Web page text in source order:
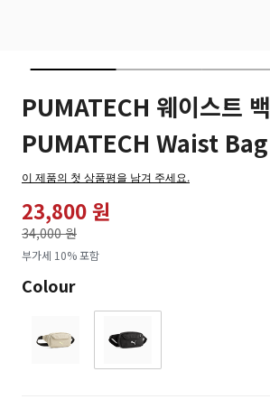
PUMATECH 웨이스트 백
PUMATECH Waist Bag
이 제품의 첫 상품평을 남겨 주세요.
23,800 원
34,000 원
로
부가세 10% 포함
Colour